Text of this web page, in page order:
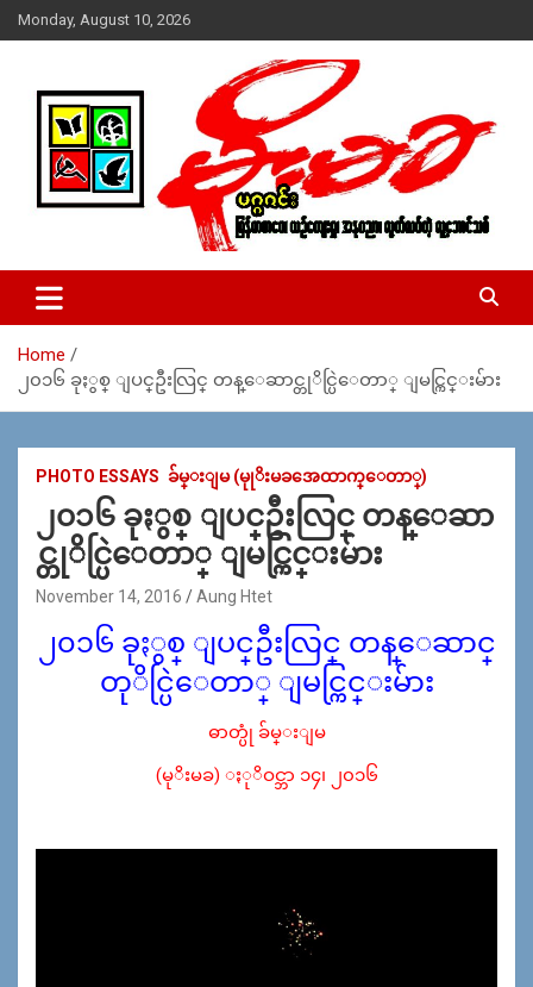
Skip
to
Monday, August 10, 2026
MoeMaKa Burmese News &
Media
ယ္ေရး – အမွတ္ ၂၅၄၊ ပထပ္၊ လမ္း ၄၀၊ ေက်ာက္တံတား၊ ရန္ကုန္။
(ဖုုံး – ၀၉ ၂၅၂ ၂၄၉ ၀၉၄ ၊ ၀၉ ၄၂၁ ၇၄၃ ၇၅၃ ၊ ၀၉ ၅၀၄ ၁၀ ၅၈) ျ
ဇာေစ်းသစ္ ။ ၀၉ ၇၈၆၈၃၇ ၃၀၅ / ၀၉ ၉၆၃၆၉၉၈၃၄
Home
၂၀၁၆ ခုႏွစ္ ျပင္ဦးလြင္ တန္ေဆာင္တုိင္ပြဲေတာ္ ျမင္ကြင္းမ်ား
PHOTO ESSAYS ခ်မ္းျမ (မုုိးမခအေထာက္ေတာ္)
၂၀၁၆ ခုႏွစ္ ျပင္ဦးလြင္ တန္ေဆာ
င္တုိင္ပြဲေတာ္ ျမင္ကြင္းမ်ား
November 14, 2016 Aung Htet
၂၀၁၆ ခုႏွစ္ ျပင္ဦးလြင္ တန္ေဆာင္
တုိင္ပြဲေတာ္ ျမင္ကြင္းမ်ား
ဓာတ္ပုံ ခ်မ္းျမ
(မုိးမခ) ႏုိဝင္ဘာ ၁၄၊ ၂၀၁၆